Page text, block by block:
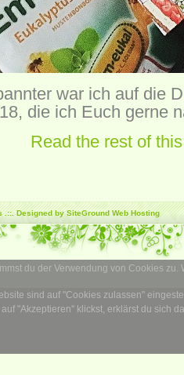
war ich auf die
die ich Euch gerne
Read the rest of
.::. Designed by SiteGroundWeb Hosting
du der Verwendung von Cookies zu.
sind auf "Cookies zulassen"
"Akzeptieren" klickst, erklärst du sich